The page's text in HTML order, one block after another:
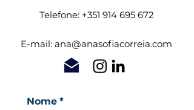
Telefone: +351 914 695 672
E-mail: ana@anasofiacorreia.com
Nome *